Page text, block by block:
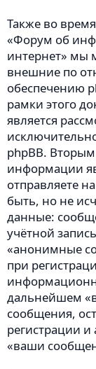
Также во
«Форум об
интернет» мы
внешние по
обеспечению
рамки этого
является
phpBB.
информации
отправляете
быть, но не
данные:
учётной
«анонимные
при
дальнейшем
сообщения,
регистрации
«ваши